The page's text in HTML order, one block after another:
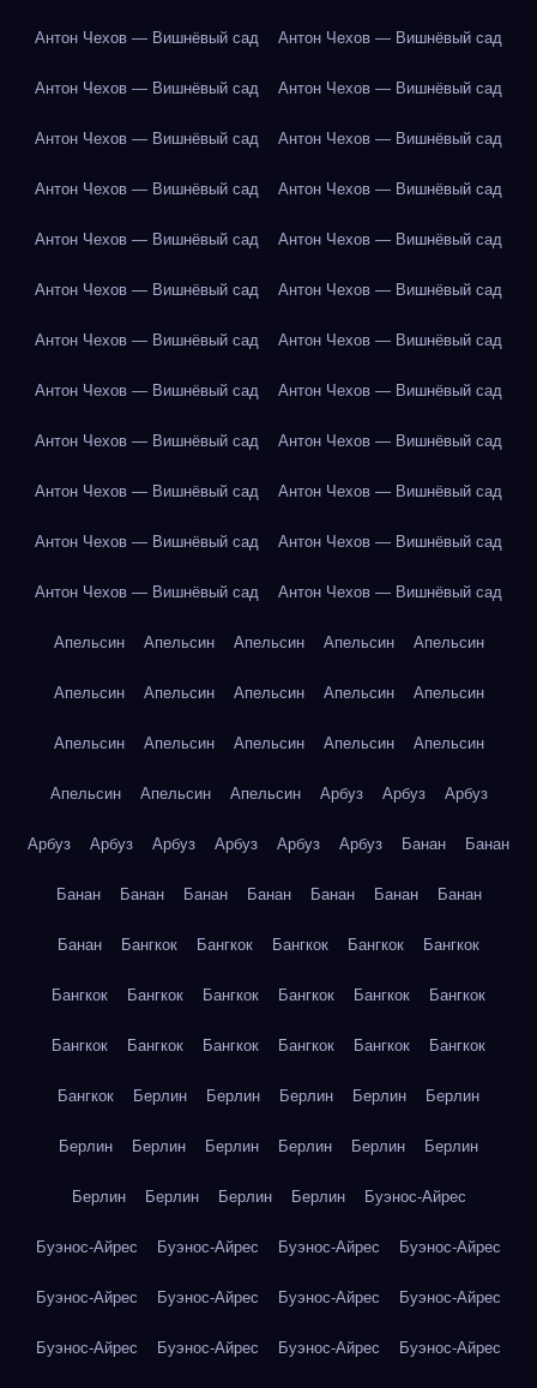
Антон Чехов — Вишнёвый сад Антон Чехов — Вишнёвый сад
Антон Чехов — Вишнёвый сад Антон Чехов — Вишнёвый сад
Антон Чехов — Вишнёвый сад Антон Чехов — Вишнёвый сад
Антон Чехов — Вишнёвый сад Антон Чехов — Вишнёвый сад
Антон Чехов — Вишнёвый сад Антон Чехов — Вишнёвый сад
Антон Чехов — Вишнёвый сад Антон Чехов — Вишнёвый сад
Антон Чехов — Вишнёвый сад Антон Чехов — Вишнёвый сад
Антон Чехов — Вишнёвый сад Антон Чехов — Вишнёвый сад
Антон Чехов — Вишнёвый сад Антон Чехов — Вишнёвый сад
Антон Чехов — Вишнёвый сад Антон Чехов — Вишнёвый сад
Антон Чехов — Вишнёвый сад Антон Чехов — Вишнёвый сад
Антон Чехов — Вишнёвый сад Антон Чехов — Вишнёвый сад
Апельсин Апельсин Апельсин Апельсин Апельсин
Апельсин Апельсин Апельсин Апельсин Апельсин
Апельсин Апельсин Апельсин Апельсин Апельсин
Апельсин Апельсин Апельсин Арбуз Арбуз Арбуз
Арбуз Арбуз Арбуз Арбуз Арбуз Арбуз Банан Банан
Банан Банан Банан Банан Банан Банан Банан
Банан Бангкок Бангкок Бангкок Бангкок Бангкок
Бангкок Бангкок Бангкок Бангкок Бангкок Бангкок
Бангкок Бангкок Бангкок Бангкок Бангкок Бангкок
Бангкок Берлин Берлин Берлин Берлин Берлин
Берлин Берлин Берлин Берлин Берлин Берлин
Берлин Берлин Берлин Берлин Буэнос-Айрес
Буэнос-Айрес Буэнос-Айрес Буэнос-Айрес Буэнос-Айрес
Буэнос-Айрес Буэнос-Айрес Буэнос-Айрес Буэнос-Айрес
Буэнос-Айрес Буэнос-Айрес Буэнос-Айрес Буэнос-Айрес